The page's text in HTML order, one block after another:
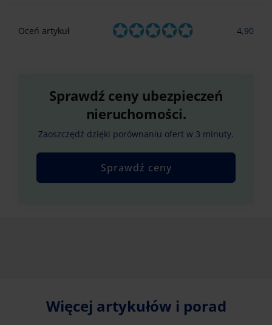
Oceń artykuł 4,90
Sprawdź ceny ubezpieczeń
nieruchomości.
Zaoszczędź dzięki porównaniu ofert w 3 minuty.
Sprawdź ceny
Więcej artykułów i porad